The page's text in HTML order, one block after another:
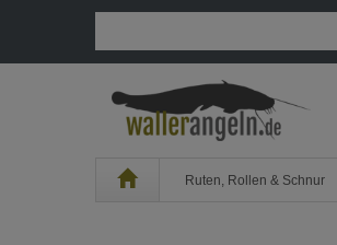
Home Ruten, Rollen & Schnur